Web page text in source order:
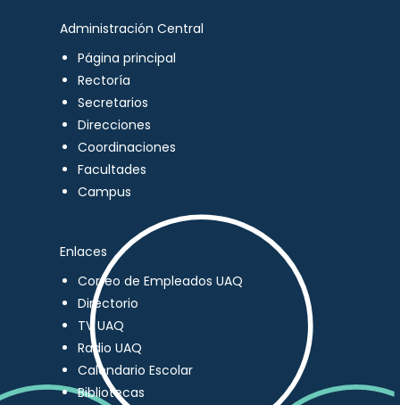
Administración Central
Página principal
Rectoría
Secretarios
Direcciones
Coordinaciones
Facultades
Campus
Enlaces
Correo de Empleados UAQ
Directorio
TV UAQ
Radio UAQ
Calendario Escolar
Bibliotecas